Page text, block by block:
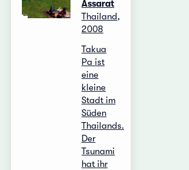
Assarat
Thailand,
2008
Takua
Pa ist
eine
kleine
Stadt im
Süden
Thailands.
Der
Tsunami
hat ihr